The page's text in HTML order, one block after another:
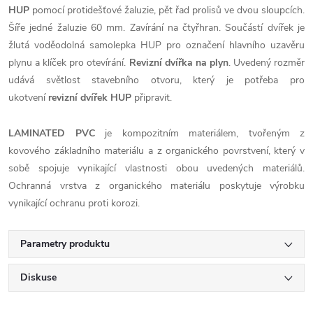
HUP pomocí protidešťové žaluzie, pět řad prolisů ve dvou sloupcích.
Šíře jedné žaluzie 60 mm. Zavírání na čtyřhran. Součástí dvířek je
žlutá voděodolná samolepka HUP pro označení hlavního uzavěru
plynu a klíček pro otevírání. Revizní dvířka na plyn. Uvedený rozměr
udává světlost stavebního otvoru, který je potřeba pro
ukotvení revizní dvířek HUP připravit.
LAMINATED PVCje kompozitním materiálem, tvořeným z
kovového základního materiálu a z organického povrstvení, který v
sobě spojuje vynikající vlastnosti obou uvedených materiálů.
Ochranná vrstva z organického materiálu poskytuje výrobku
vynikající ochranu proti korozi.
Parametry produktu
Diskuse